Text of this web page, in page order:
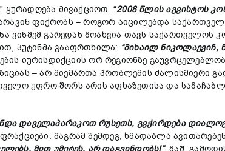
ყურადღება მივაქციოთ. “2008წლის აგვისტოს
ფიქრობს – როგორ აიცილებდა
ვინმემ გარედან მოახვია თავს საქართველოს
პუტინმა გააფრთხილა: “მიხაილ ნიკოლაევიჩ,
იურისდიქციის ორ რეგიონზე
– არ მიემართა პრობლემის ძალისმიერი
უფრო შორს არის აფხაზეთისა და
დაველაპარაკოთ რუსეთს, გვჭირდება
მაგრამ შემდეგ, ხმადაბლა